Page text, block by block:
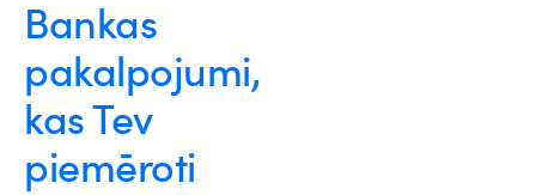
Bankas
pakalpojumi,
kas Tev
piemēroti